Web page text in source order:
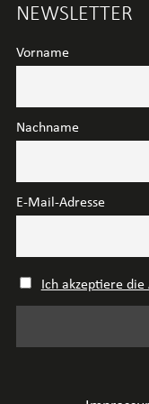
NEWSLETTER
Vorname
Nachname
E-Mail-Adresse
Ich akzeptiere die